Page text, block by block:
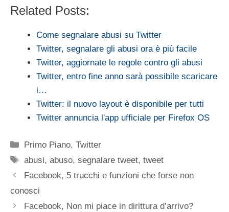
Related Posts:
Come segnalare abusi su Twitter
Twitter, segnalare gli abusi ora è più facile
Twitter, aggiornate le regole contro gli abusi
Twitter, entro fine anno sarà possibile scaricare
i…
Twitter: il nuovo layout è disponibile per tutti
Twitter annuncia l'app ufficiale per Firefox OS
Categorie
Primo Piano,Twitter
Tag
abusi,abuso,segnalare tweet,tweet
Facebook, 5 trucchi e funzioni che forse non
conosci
Facebook, Non mi piace in dirittura d’arrivo?